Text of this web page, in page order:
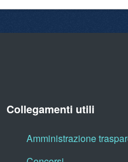
Collegamenti utili
Amministrazione